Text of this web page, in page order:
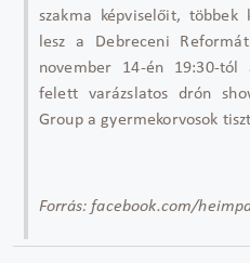
szakma képviselőit, többek
lesz a Debreceni
november 14-én 19:30-tól
felett varázslatos drón
Group a gyermekorvosok
Forrás: facebook.com/